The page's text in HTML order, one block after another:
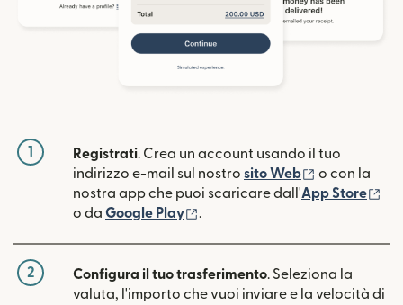
1 Registrati. Crea un account usando il tuo
indirizzo e-mail sul nostro sito Web (si apre in
o con la
nostra app che puoi scaricare dall'App Store
o da Google Play .
2 Configura il tuo trasferimento. Seleziona la
valuta, l'importo che vuoi inviare e la velocità di